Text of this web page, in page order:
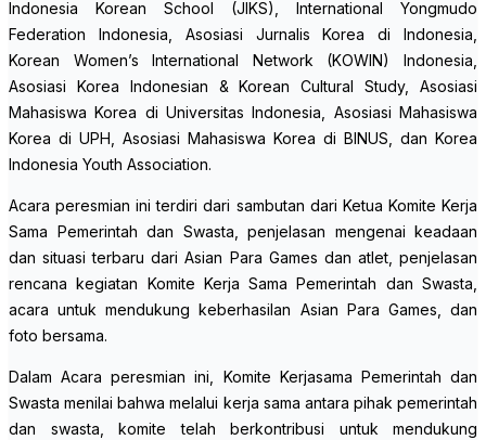
Indonesia Korean School (JIKS), International Yongmudo
Federation Indonesia, Asosiasi Jurnalis Korea di Indonesia,
Korean Women’s International Network (KOWIN) Indonesia,
Asosiasi Korea Indonesian & Korean Cultural Study, Asosiasi
Mahasiswa Korea di Universitas Indonesia, Asosiasi Mahasiswa
Korea di UPH, Asosiasi Mahasiswa Korea di BINUS, dan Korea
Indonesia Youth Association.
Acara peresmian ini terdiri dari sambutan dari Ketua Komite Kerja
Sama Pemerintah dan Swasta, penjelasan mengenai keadaan
dan situasi terbaru dari Asian Para Games dan atlet, penjelasan
rencana kegiatan Komite Kerja Sama Pemerintah dan Swasta,
acara untuk mendukung keberhasilan Asian Para Games, dan
foto bersama.
Dalam Acara peresmian ini, Komite Kerjasama Pemerintah dan
Swasta menilai bahwa melalui kerja sama antara pihak pemerintah
dan swasta, komite telah berkontribusi untuk mendukung